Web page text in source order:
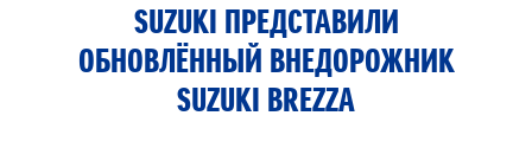
SUZUKI ПРЕДСТАВИЛИ
ОБНОВЛЁННЫЙ ВНЕДОРОЖНИК
SUZUKI BREZZA